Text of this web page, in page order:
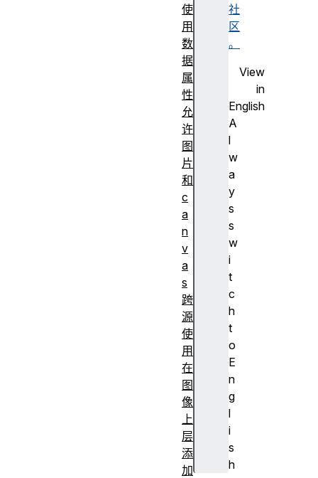
社
区
。
View
in
English
A
l
w
a
y
s
s
w
i
t
c
h
t
o
E
n
g
l
i
s
h
使
用
数
据
属
性
允
许
图
片
和
c
a
n
v
a
s
跨
源
使
用
在
图
像
上
层
添
加